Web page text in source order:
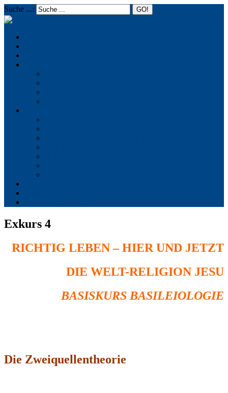
Suche ...:
Exkurs 4
RICHTIG LEBEN – HIER UND JETZT
DIE WELT-RELIGION JESU
BASISKURS BASILEIOLOGIE
Die Zweiquellentheorie